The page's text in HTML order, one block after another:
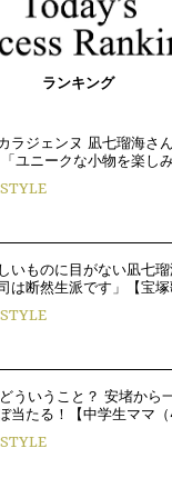
ランキング
ラジェンヌ 凪七瑠海さ
ユニークな小物を楽し
いものに目がない凪七
は断然生派です」【宝
ういうこと？ 安堵から
当たる！【中学生ママ